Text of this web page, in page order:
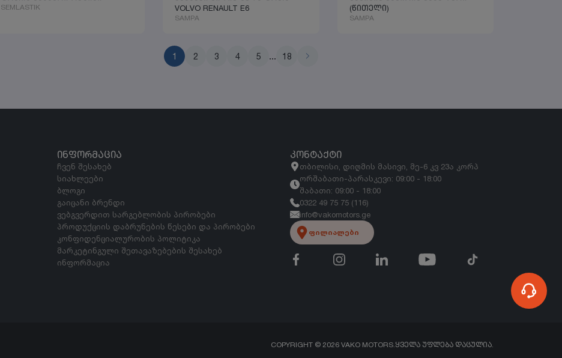
SEMLASTIK
VOLVO RENAULT E6
SAMPA
(წითელი)
SAMPA
1 2 3 4 5 ... 18
ᲘᲜᲤᲝᲠᲛᲐᲪᲘᲐ
ჩვენ შესახებ
სიახლეები
ბლოგი
გაიცანი ბრენდი
ვებგვერდით სარგებლობის პირობები
პროდუქციის დაბრუნების წესები და პირობები
კონფიდენციალურობის პოლიტიკა
მარკეტინგული შეთავაზებების შესახებ
ინფორმაცია
ᲙᲝᲜᲢᲐᲥᲢᲘ
თბილისი, დიღმის მასივი, მე-6 კვ 23ა კორპ
ორშაბათი-პარასკევი: 09:00 - 18:00
შაბათი: 09:00 - 18:00
0322 49 75 75 (116)
info@vakomotors.ge
ფილიალები
COPYRIGHT © 2026 VAKO MOTORS.ᲧᲕᲔᲚᲐ ᲣᲤᲚᲔᲑᲐ ᲓᲐᲪᲣᲚᲘᲐ.